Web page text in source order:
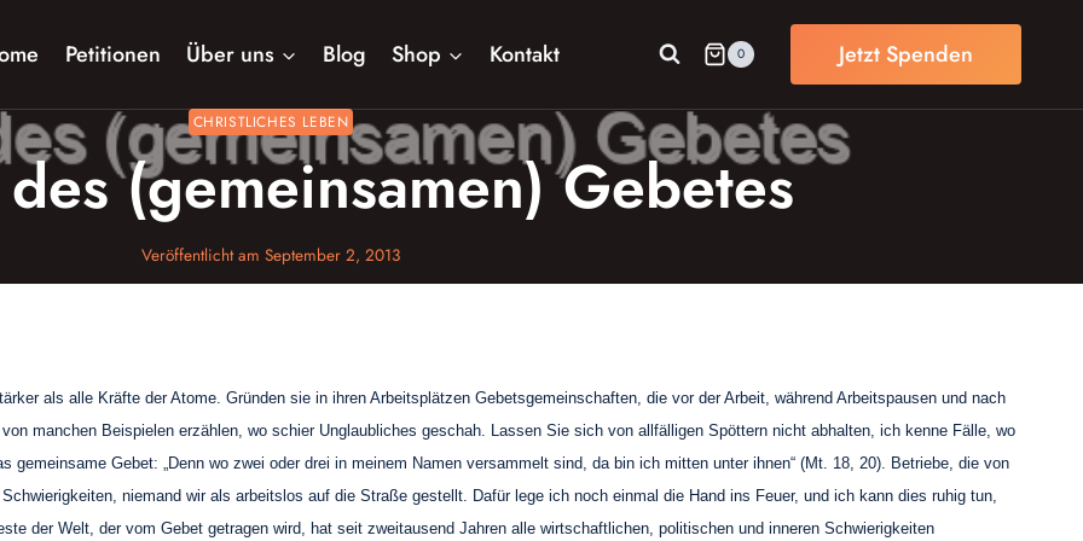
Petitionen Über uns Blog Shop Kontakt 0 Jetzt Spenden
CHRISTLICHES LEBEN
(gemeinsamen) Gebetes
Veröffentlicht am September 2, 2013
als alle Kräfte der Atome. Gründen sie in ihren Arbeitsplätzen Gebetsgemeinschaften, die vor der Arbeit, während Arbeitspausen und nach
manchen Beispielen erzählen, wo schier Unglaubliches geschah. Lassen Sie sich von allfälligen Spöttern nicht abhalten, ich kenne Fälle, wo
Gebet: „Denn wo zwei oder drei in meinem Namen versammelt sind, da bin ich mitten unter ihnen“ (Mt. 18, 20). Betriebe, die von
niemand wir als arbeitslos auf die Straße gestellt. Dafür lege ich noch einmal die Hand ins Feuer, und ich kann dies ruhig tun,
der Welt, der vom Gebet getragen wird, hat seit zweitausend Jahren alle wirtschaftlichen, politischen und inneren Schwierigkeiten